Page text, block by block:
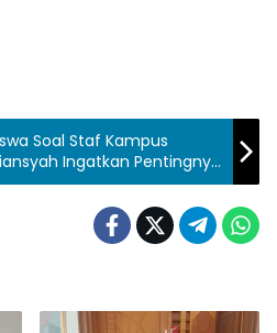
Soal Staf Kampus
Ingatkan Pentingnya